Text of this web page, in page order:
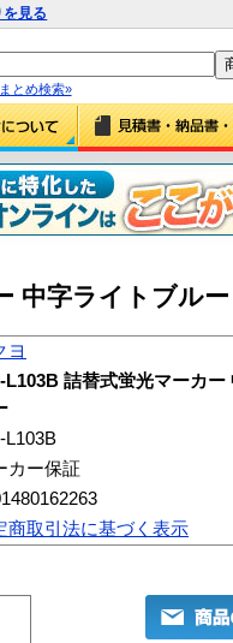
を見る
とめ検索»
中字ライトブル
ヨ
L103B 詰替式蛍光マーカー
L103B
カー保証
商取引法に基づく表示